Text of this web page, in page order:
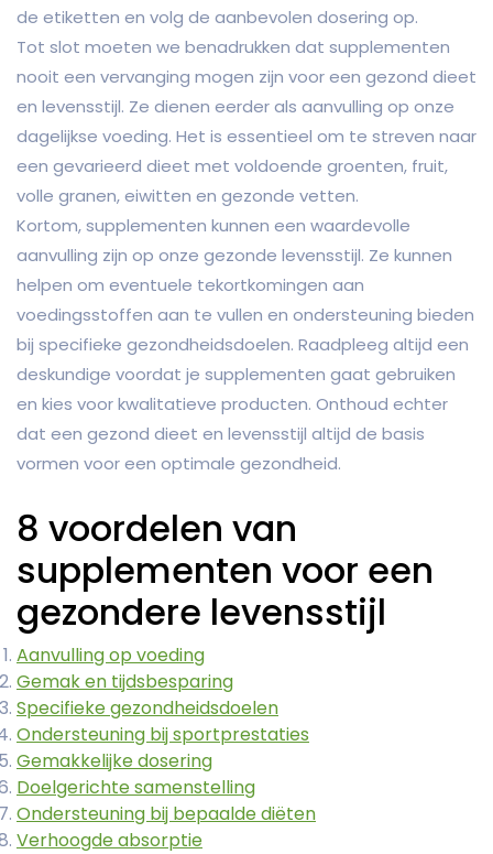
de etiketten en volg de aanbevolen dosering op.
Tot slot moeten we benadrukken dat supplementen
nooit een vervanging mogen zijn voor een gezond dieet
en levensstijl. Ze dienen eerder als aanvulling op onze
dagelijkse voeding. Het is essentieel om te streven naar
een gevarieerd dieet met voldoende groenten, fruit,
volle granen, eiwitten en gezonde vetten.
Kortom, supplementen kunnen een waardevolle
aanvulling zijn op onze gezonde levensstijl. Ze kunnen
helpen om eventuele tekortkomingen aan
voedingsstoffen aan te vullen en ondersteuning bieden
bij specifieke gezondheidsdoelen. Raadpleeg altijd een
deskundige voordat je supplementen gaat gebruiken
en kies voor kwalitatieve producten. Onthoud echter
dat een gezond dieet en levensstijl altijd de basis
vormen voor een optimale gezondheid.
8 voordelen van
supplementen voor een
gezondere levensstijl
Aanvulling op voeding
Gemak en tijdsbesparing
Specifieke gezondheidsdoelen
Ondersteuning bij sportprestaties
Gemakkelijke dosering
Doelgerichte samenstelling
Ondersteuning bij bepaalde diëten
Verhoogde absorptie